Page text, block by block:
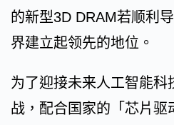
的新型3D DRAM若顺利
界建立起领先的地位。
为了迎接未来人工智能科
战，配合国家的「芯片驱